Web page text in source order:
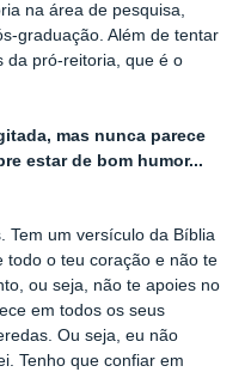
na área de pesquisa,
graduação. Além de tentar
da pró-reitoria, que é o
mas nunca parece
estar de bom humor...
Tem um versículo da Bíblia
todo o teu coração e não te
ou seja, não te apoies no
em todos os seus
Ou seja, eu não
Tenho que confiar em